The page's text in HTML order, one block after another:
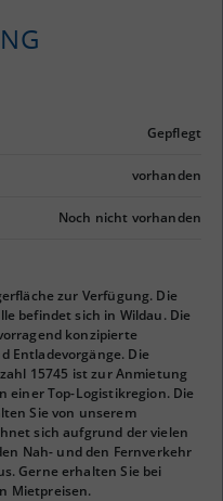
Gepflegt
vorhanden
Noch nicht vorhanden
zur Verfügung. Die
befindet sich in Wildau. Die
konzipierte
Entladevorgänge. Die
15745 ist zur Anmietung
einer Top-Logistikregion. Die
Sie von unserem
sich aufgrund der vielen
Nah- und den Fernverkehr
Gerne erhalten Sie bei
Mietpreisen.